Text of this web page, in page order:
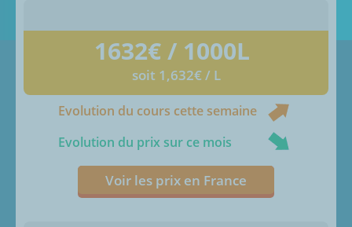
1632€ / 1000L
soit 1,632€ / L
Evolution du cours cette semaine
Evolution du prix sur ce mois
Voir les prix en France